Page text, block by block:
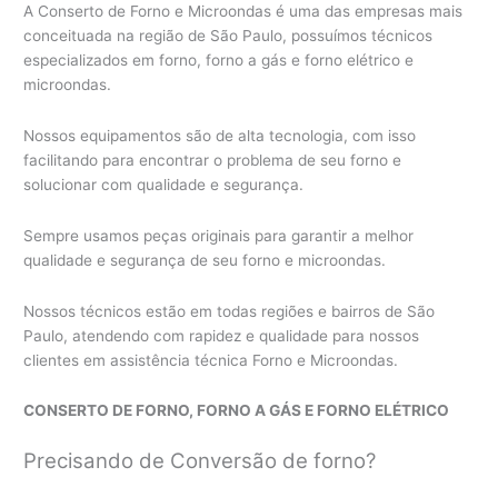
A Conserto de Forno e Microondas é uma das empresas mais
conceituada na região de São Paulo, possuímos técnicos
especializados em forno, forno a gás e forno elétrico e
microondas.
Nossos equipamentos são de alta tecnologia, com isso
facilitando para encontrar o problema de seu forno e
solucionar com qualidade e segurança.
Sempre usamos peças originais para garantir a melhor
qualidade e segurança de seu forno e microondas.
Nossos técnicos estão em todas regiões e bairros de São
Paulo, atendendo com rapidez e qualidade para nossos
clientes em assistência técnica Forno e Microondas.
CONSERTO DE FORNO, FORNO A GÁS E FORNO ELÉTRICO
Precisando de Conversão de forno?